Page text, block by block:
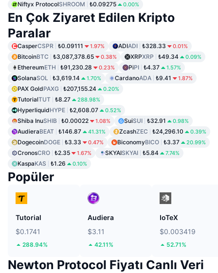
Niftyx ProtocolSHROOM ₺0.09275 0.00%
En Çok Ziyaret Edilen Kripto
Paralar
CasperCSPR ₺0.09111 1.97% ADIADI ₺328.33 0.01%
BitcoinBTC ₺3,087,378.65 0.38% XRPXRP ₺49.34 0.09%
EthereumETH ₺91,230.28 0.23% PiPI ₺4.37 1.57%
SolanaSOL ₺3,619.14 1.70% CardanoADA ₺9.41 1.87%
PAX GoldPAXG ₺207,155.24 0.20%
TutorialTUT ₺8.27 288.98%
HyperliquidHYPE ₺2,608.07 0.52%
Shiba InuSHIB ₺0.00022 1.08% SuiSUI ₺32.91 0.98%
AudieraBEAT ₺146.87 41.31% ZcashZEC ₺24,296.10 0.39%
DogecoinDOGE ₺3.33 0.47% BiconomyBICO ₺3.37 20.99%
CronosCRO ₺2.35 1.67% SKYAISKYAI ₺5.84 7.74%
KaspaKAS ₺1.26 0.10%
Popüler
Tutorial
$0.1741
288.94%
Audiera
$3.11
42.11%
IoTeX
$0.003419
52.71%
Newton Protocol Fiyatı Canlı Veri